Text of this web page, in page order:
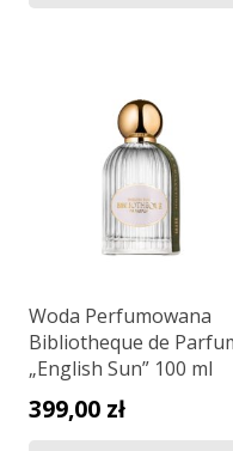
Woda Perfumowana
Bibliotheque de
„English Sun” 100 ml
399,00 zł